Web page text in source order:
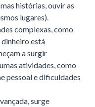
histórias, ouvir as
lugares).
complexas, como
está
a surgir
atividades, como
pessoal e dificuldades
surge